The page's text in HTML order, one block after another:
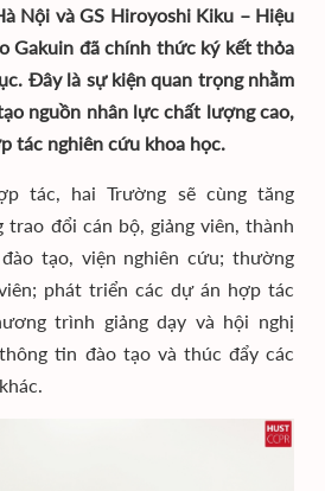
Nội và GS Hiroyoshi Kiku – Hiệu
Gakuin đã chính thức ký kết thỏa
Đây là sự kiện quan trọng nhằm
nguồn nhân lực chất lượng cao,
tác nghiên cứu khoa học.
tác, hai Trường sẽ cùng tăng
trao đổi cán bộ, giảng viên, thành
tạo, viện nghiên cứu; thường
phát triển các dự án hợp tác
trình giảng dạy và hội nghị
tin đào tạo và thúc đẩy các